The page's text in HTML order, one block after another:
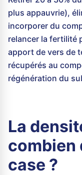
plus appauvrie),
incorporer du
relancer la fertilité
apport de vers de
récupérés au
régénération du
La
combien
case ?